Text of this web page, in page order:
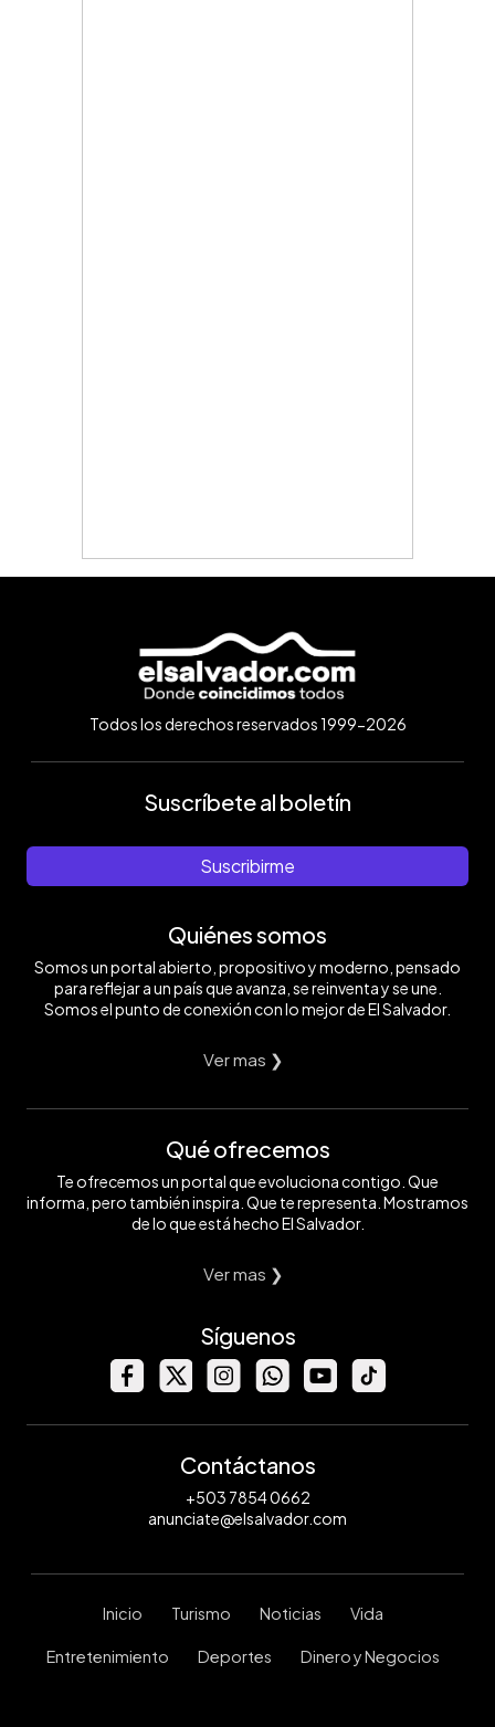
Todos los derechos reservados 1999-2026
Suscríbete al boletín
Suscribirme
Quiénes somos
Somos un portal abierto, propositivo y moderno, pensado
para reflejar a un país que avanza, se reinventa y se une.
Somos el punto de conexión con lo mejor de El Salvador.
Ver mas ❯
Qué ofrecemos
Te ofrecemos un portal que evoluciona contigo. Que
informa, pero también inspira. Que te representa. Mostramos
de lo que está hecho El Salvador.
Ver mas ❯
Síguenos
Contáctanos
+503 7854 0662
anunciate@elsalvador.com
Inicio Turismo Noticias Vida
Entretenimiento Deportes Dinero y Negocios